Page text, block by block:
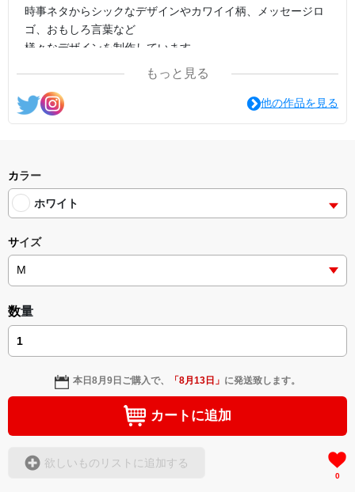
時事ネタからシックなデザインやカワイイ柄、メッセージロ
ゴ、おもしろ言葉など
様々なデザインを制作しています。
もっと見る
他の作品を見る
カラー
ホワイト
サイズ
数量
本日8月9日 ご購入で、 「8月13日 」 に発送致します。
カートに追加
欲しいものリストに追加する
0